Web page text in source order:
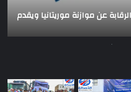
عن موازنة موريتانيا ويقدم